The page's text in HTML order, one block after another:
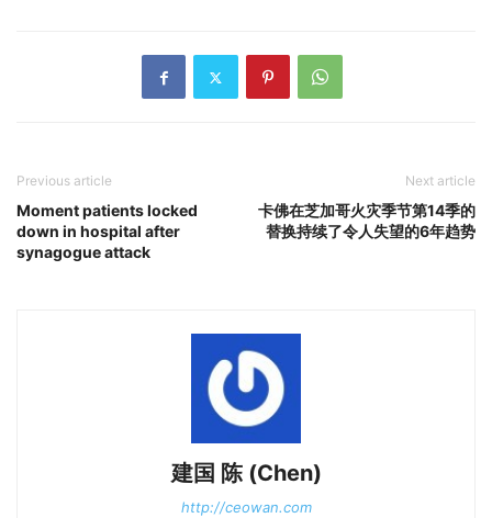
Previous article
Moment patients locked
down in hospital after
synagogue attack
Next article
卡佛在芝加哥火灾季节第14季的
替换持续了令人失望的6年趋势
建国 陈 (Chen)
http://ceowan.com